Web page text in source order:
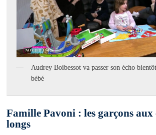
Audrey Boibessot va passer son écho
bébé
Famille Pavoni : les garçons aux
longs